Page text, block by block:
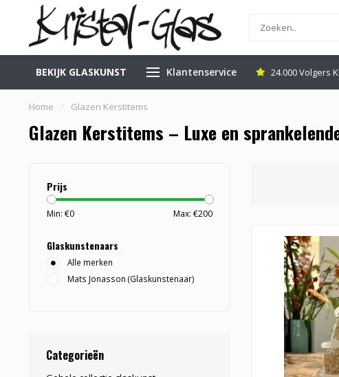
BEKIJK GLASKUNST Klantenservice
in Leerdam Gratis Veilig Verzenden 24.000 Volgers
Home / Glazen Kerstitems
Glazen Kerstitems – Luxe en
Prijs
Min: €0 Max: €200
Glaskunstenaars
Alle merken
Mats Jonasson (Glaskunstenaar)
Categorieën